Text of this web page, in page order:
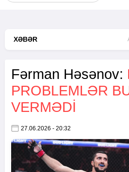
XƏBƏR
Fərman Həsənov:
PROBLEMLƏR
VERMƏDI
27.06.2026 - 20:32